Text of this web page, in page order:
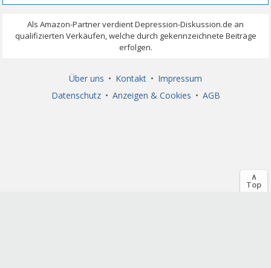
Über uns • Kontakt • Impressum
Datenschutz • Anzeigen & Cookies • AGB
∧
Top